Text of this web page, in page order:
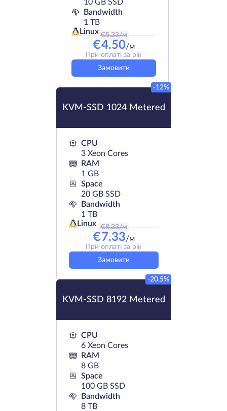
10 GB SSD
Bandwidth
1 TB
Linux €5.33/м
€4.50/м
При оплаті за рік
Замовити
KVM-SSD 1024 Metered
-12%
CPU
3 Xeon Cores
RAM
1 GB
Space
20 GB SSD
Bandwidth
1 TB
Linux €8.33/м
€7.33/м
При оплаті за рік
Замовити
KVM-SSD 8192 Metered
-20.5%
CPU
6 Xeon Cores
RAM
8 GB
Space
100 GB SSD
Bandwidth
8 TB